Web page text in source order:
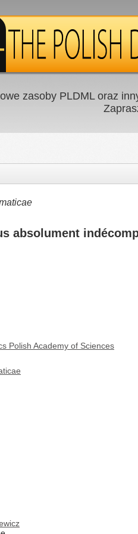
zasoby PLDML oraz
absolument
Polish Academy of Sciences